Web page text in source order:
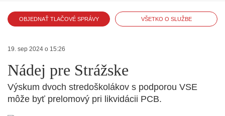
OBJEDNAŤ TLAČOVÉ SPRÁVY VŠETKO O SLUŽBE
19. sep 2024 o 15:26
Nádej pre Strážske
Výskum dvoch stredoškolákov s podporou VSE
môže byť prelomový pri likvidácii PCB.